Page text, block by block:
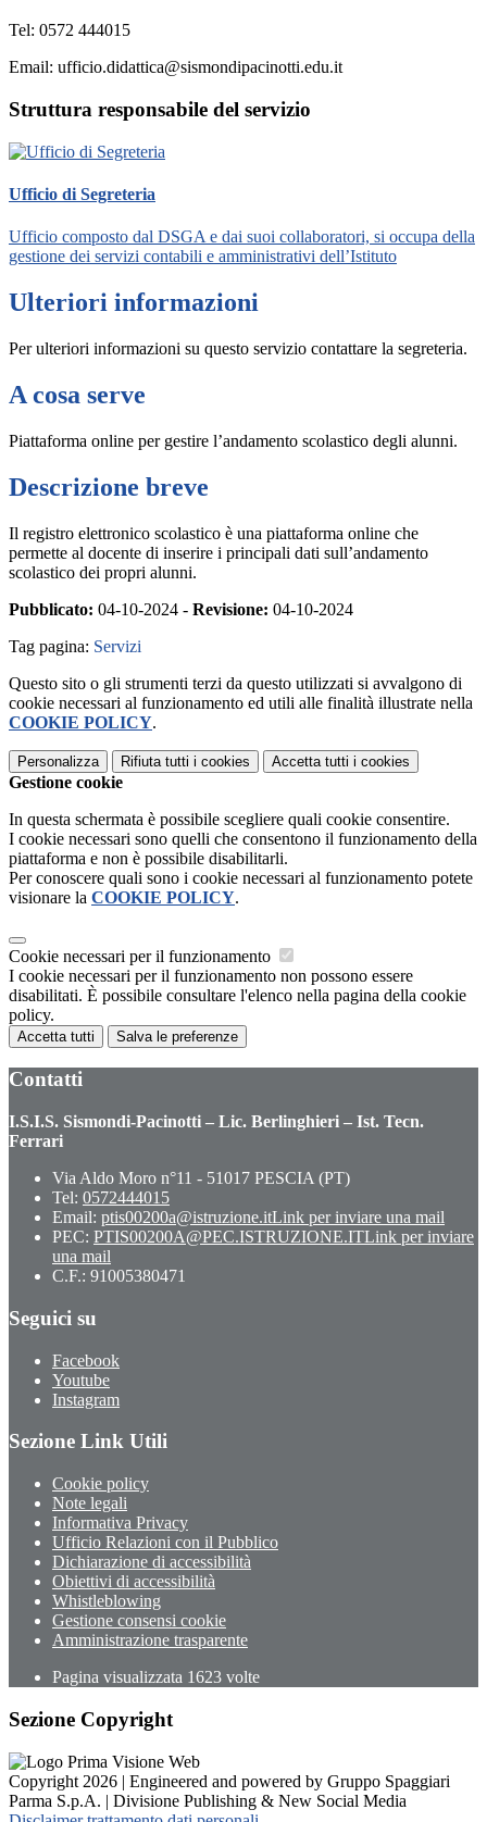
Tel: 0572 444015
Email: ufficio.didattica@sismondipacinotti.edu.it
Struttura responsabile del servizio
Ufficio di Segreteria
Ufficio composto dal DSGA e dai suoi collaboratori, si occupa della
gestione dei servizi contabili e amministrativi dell’Istituto
Ulteriori informazioni
Per ulteriori informazioni su questo servizio contattare la segreteria.
A cosa serve
Piattaforma online per gestire l’andamento scolastico degli alunni.
Descrizione breve
Il registro elettronico scolastico è una piattaforma online che
permette al docente di inserire i principali dati sull’andamento
scolastico dei propri alunni.
Pubblicato: 04-10-2024 - Revisione: 04-10-2024
Tag pagina: Servizi
Questo sito o gli strumenti terzi da questo utilizzati si avvalgono di
cookie necessari al funzionamento ed utili alle finalità illustrate nella
COOKIE POLICY.
Personalizza Rifiuta tutti i cookies Accetta tutti i cookies
Gestione cookie
In questa schermata è possibile scegliere quali cookie consentire.
I cookie necessari sono quelli che consentono il funzionamento della
piattaforma e non è possibile disabilitarli.
Per conoscere quali sono i cookie necessari al funzionamento potete
visionare la COOKIE POLICY.
Cookie necessari per il funzionamento
I cookie necessari per il funzionamento non possono essere
disabilitati. È possibile consultare l'elenco nella pagina della cookie
policy.
Accetta tutti Salva le preferenze
Contatti
I.S.I.S. Sismondi-Pacinotti – Lic. Berlinghieri – Ist. Tecn.
Ferrari
Via Aldo Moro n°11 - 51017 PESCIA (PT)
Tel: 0572444015
Email: ptis00200a@istruzione.itLink per inviare una mail
PEC: PTIS00200A@PEC.ISTRUZIONE.ITLink per inviare
una mail
C.F.: 91005380471
Seguici su
Facebook
Youtube
Instagram
Sezione Link Utili
Cookie policy
Note legali
Informativa Privacy
Ufficio Relazioni con il Pubblico
Dichiarazione di accessibilità
Obiettivi di accessibilità
Whistleblowing
Gestione consensi cookie
Amministrazione trasparente
Pagina visualizzata 1623 volte
Sezione Copyright
Copyright 2026 | Engineered and powered by Gruppo Spaggiari
Parma S.p.A. | Divisione Publishing & New Social Media